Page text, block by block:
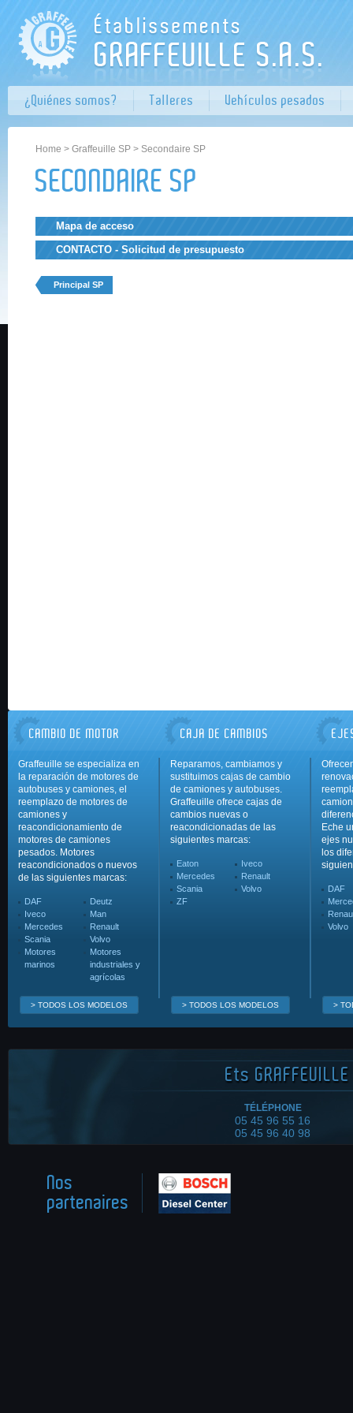
¿Quiénes somos? Talleres Vehículos pesados
Home > Graffeuille SP > Secondaire SP
SECONDAIRE SP
Mapa de acceso
CONTACTO - Solicitud de presupuesto
Principal SP
CAMBIO DE MOTOR
Graffeuille se especializa en
la reparación de motores de
autobuses y camiones, el
reemplazo de motores de
camiones y
reacondicionamiento de
motores de camiones
pesados. Motores
reacondicionados o nuevos
de las siguientes marcas:
DAF
Deutz
Iveco
Man
Mercedes
Renault
Scania
Volvo
Motores
marinos
Motores
industriales y
agrícolas
> TODOS LOS MODELOS
CAJA DE CAMBIOS
Reparamos, cambiamos y
sustituimos cajas de cambio
de camiones y autobuses.
Graffeuille ofrece cajas de
cambios nuevas o
reacondicionadas de las
siguientes marcas:
Eaton
Iveco
Mercedes
Renault
Scania
Volvo
ZF
> TODOS LOS MODELOS
Eche
ejes
los
DAF
Volvo
>
Ets
TÉLÉPHONE
05 45 96 55 16
05 45 96 40 98
Nos
partenaires